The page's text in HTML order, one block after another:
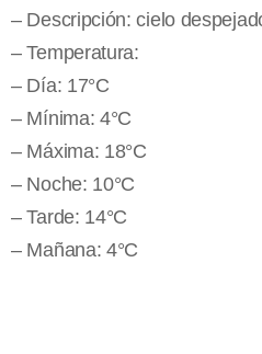
– Descripción: cielo
– Temperatura:
– Día: 17°C
– Mínima: 4°C
– Máxima: 18°C
– Noche: 10°C
– Tarde: 14°C
– Mañana: 4°C